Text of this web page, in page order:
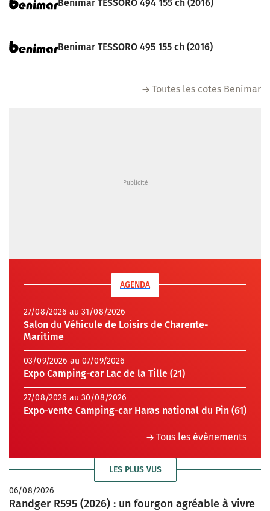
Benimar TESSORO 494 155 ch (2016)
Benimar TESSORO 495 155 ch (2016)
Toutes les cotes Benimar
AGENDA
27/08/2026 au 31/08/2026
Salon du Véhicule de Loisirs de Charente-
Maritime
03/09/2026 au 07/09/2026
Expo Camping-car Lac de la Tille (21)
27/08/2026 au 30/08/2026
Expo-vente Camping-car Haras national du Pin (61)
Tous les évènements
LES PLUS VUS
06/08/2026
Randger R595 (2026) : un fourgon agréable à vivre